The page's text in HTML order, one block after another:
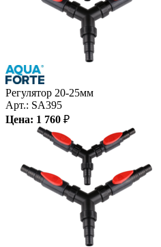
Регулятор 20-25мм
Арт.: SA395
Цена: 1 760 ₽